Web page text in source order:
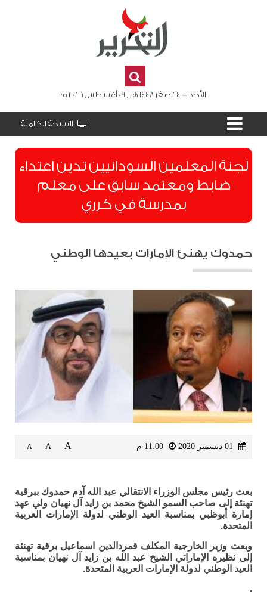
الأحد - 24 صفر 1448 هـ , 09 أغسطس 2026 م
النسخة الكاملة
لجنة المعلمين السودانيين تدين اعتداء
ضابط ومعتمد سابق على معلم
بمدرسة في كرري
حمدوك يهنئ الإمارات بعيدها الوطني
A
A
A
بعث رئيس مجلس الوزراء الانتقالي عبد الله آدم حمدوك ببرقية
تهنئة إلى صاحب السمو الشيخ محمد بن زايد آل نهيان ولي عهد
إمارة أبوظبي بمناسبة العيد الوطني لدولة الإمارات العربية
المتحدة.
وبعث وزير الخارجية المكلف قمردالدين اسماعيل برقية تهنئة
إلى نظيره الإماراتي الشيخ عبد الله بن زايد آل نهيان بمناسبة
العيد الوطني لدولة الإمارات العربية المتحدة.
.